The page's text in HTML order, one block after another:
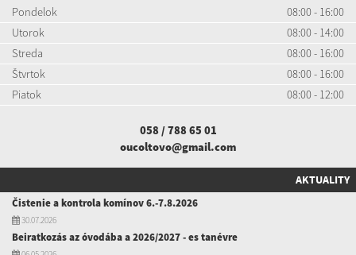
Pondelok
08:00 - 16:00
Utorok
08:00 - 14:00
Streda
08:00 - 16:00
Štvrtok
08:00 - 16:00
Piatok
08:00 - 12:00
058 / 788 65 01
oucoltovo@gmail.com
AKTUALITY
Čistenie a kontrola komínov 6.-7.8.2026
30.07.2026
Beiratkozás az óvodába a 2026/2027 - es tanévre